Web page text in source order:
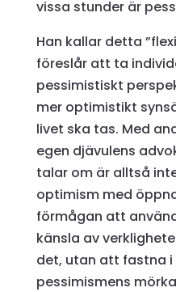
vissa stunder är
Han kallar detta
föreslår att ta
pessimistiskt
mer optimistikt
livet ska tas. Med
egen djävulens
talar om är alltså
optimism med
förmågan att
känsla av
det, utan att fastna
pessimismens